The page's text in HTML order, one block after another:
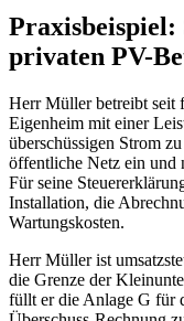
privaten PV-
Herr Müller betreibt seit
Eigenheim mit einer
überschüssigen Strom
öffentliche Netz ein und
Für seine
Installation, die
Wartungskosten.
Herr Müller ist
die Grenze der
füllt er die Anlage G für